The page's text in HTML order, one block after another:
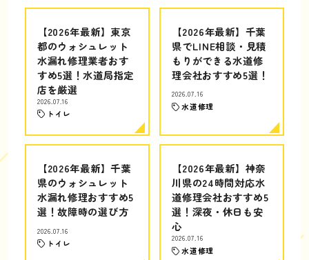
【2026年最新】東京
都のウォシュレット
水漏れ修理業者おす
すめ5選！水道局指定
店を厳選
2026.07.16
トイレ
【2026年最新】千葉
県でLINE相談・見積
もりができる水道修
理会社おすすめ5選！
2026.07.16
水道修理
【2026年最新】千葉
県のウォシュレット
水漏れ修理おすすめ5
選！故障時の選び方
2026.07.16
トイレ
【2026年最新】神奈
川県の24時間対応水
道修理会社おすすめ5
選！深夜・休日も安
心
2026.07.16
水道修理